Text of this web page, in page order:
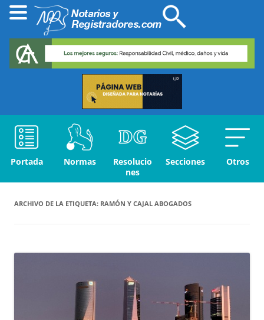
Portada Normas
Resolucio
nes
Secciones Otros
ARCHIVO DE LA ETIQUETA: RAMÓN Y CAJAL ABOGADOS